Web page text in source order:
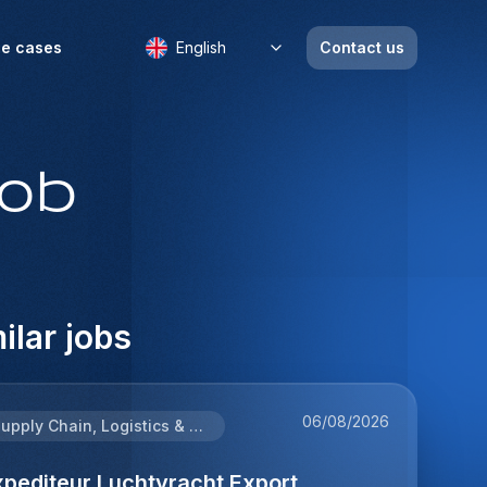
cases English Contact us
jobs
Supply Chain, Logistics & Procurement 06/08/2026